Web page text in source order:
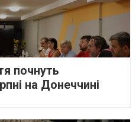
почнуть
на Донеччині